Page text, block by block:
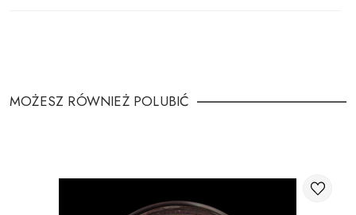
Poprzez koszyk na stronie internetowej;
MOŻESZ RÓWNIEŻ POLUBIĆ